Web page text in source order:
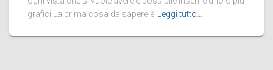
grafici.La prima cosa da sapere è
Leggi tutto…